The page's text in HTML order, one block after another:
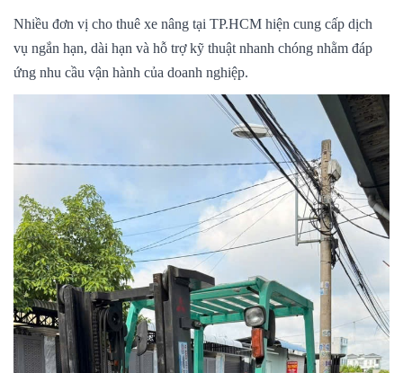
Nhiều đơn vị cho thuê xe nâng tại TP.HCM hiện cung cấp dịch
vụ ngắn hạn, dài hạn và hỗ trợ kỹ thuật nhanh chóng nhằm đáp
ứng nhu cầu vận hành của doanh nghiệp.